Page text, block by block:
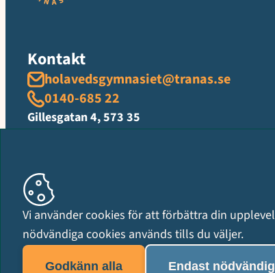
Kontakt
holavedsgymnasiet@tranas.se
0140-685 22
Gillesgatan 4, 573 35
Organisationsnummer
212000-0597
Vi använder cookies för att förbättra din
nödvändiga cookies används tills du väljer.
Godkänn alla Endast